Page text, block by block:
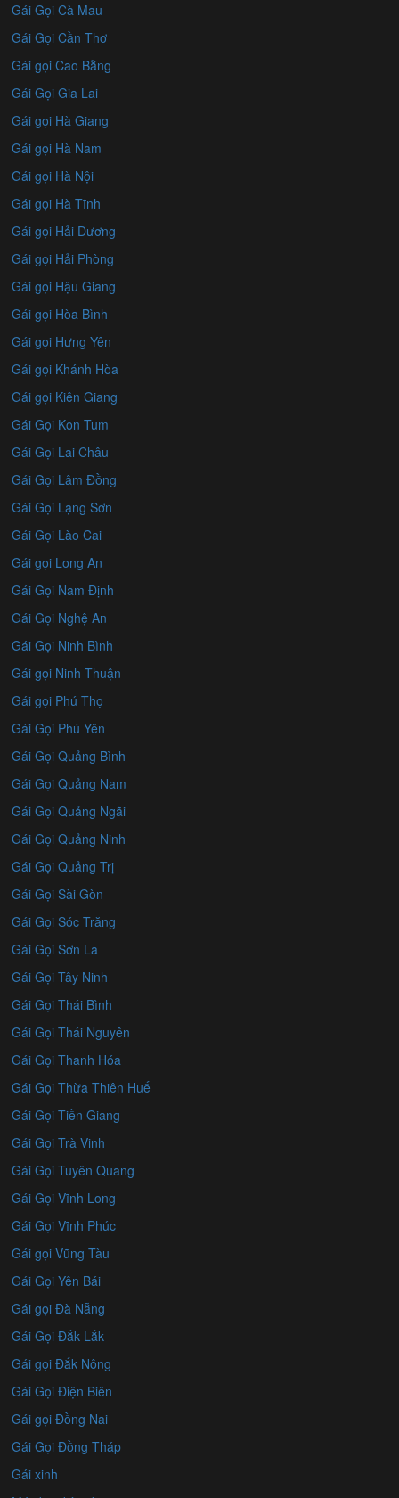
Gái Gọi Cà Mau
Gái Gọi Cần Thơ
Gái gọi Cao Bằng
Gái Gọi Gia Lai
Gái gọi Hà Giang
Gái gọi Hà Nam
Gái gọi Hà Nội
Gái gọi Hà Tĩnh
Gái gọi Hải Dương
Gái gọi Hải Phòng
Gái gọi Hậu Giang
Gái gọi Hòa Bình
Gái gọi Hưng Yên
Gái gọi Khánh Hòa
Gái gọi Kiên Giang
Gái Gọi Kon Tum
Gái Gọi Lai Châu
Gái Gọi Lâm Đồng
Gái Gọi Lạng Sơn
Gái Gọi Lào Cai
Gái gọi Long An
Gái Gọi Nam Định
Gái Gọi Nghệ An
Gái Gọi Ninh Bình
Gái gọi Ninh Thuận
Gái gọi Phú Thọ
Gái Gọi Phú Yên
Gái Gọi Quảng Bình
Gái Gọi Quảng Nam
Gái Gọi Quảng Ngãi
Gái Gọi Quảng Ninh
Gái Gọi Quảng Trị
Gái Gọi Sài Gòn
Gái Gọi Sóc Trăng
Gái Gọi Sơn La
Gái Gọi Tây Ninh
Gái Gọi Thái Bình
Gái Gọi Thái Nguyên
Gái Gọi Thanh Hóa
Gái Gọi Thừa Thiên Huế
Gái Gọi Tiền Giang
Gái Gọi Trà Vinh
Gái Gọi Tuyên Quang
Gái Gọi Vĩnh Long
Gái Gọi Vĩnh Phúc
Gái gọi Vũng Tàu
Gái Gọi Yên Bái
Gái gọi Đà Nẵng
Gái Gọi Đắk Lắk
Gái gọi Đắk Nông
Gái Gọi Điện Biên
Gái gọi Đồng Nai
Gái Gọi Đồng Tháp
Gái xinh